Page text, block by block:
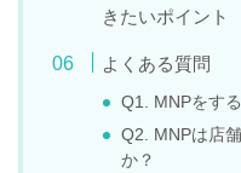
きたいポイント
よくある質問
Q1. MNPをす
Q2. MNPは店
か？